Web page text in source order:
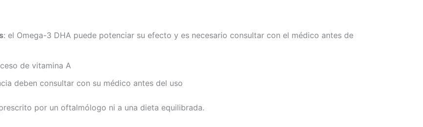
: el Omega-3 DHA puede potenciar su efecto y es necesario consultar con el médico antes de
de vitamina A
deben consultar con su médico antes del uso
por un oftalmólogo ni a una dieta equilibrada.